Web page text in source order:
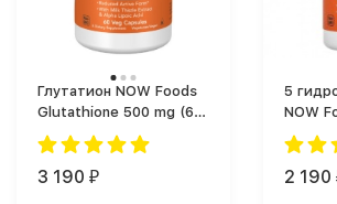
Глутатион NOW Foods
Glutathione 500 mg (60
капс.)
3 190 ₽
5
NOW
мг
2 190